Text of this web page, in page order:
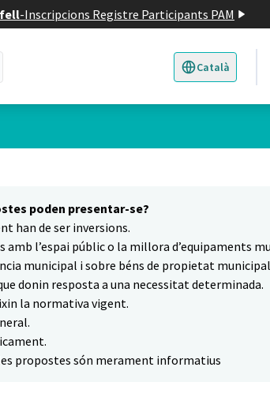
-Inscripcions Registre Participants PAM
Català
Triar la llengua
poden presentar-se?
han de ser inversions.
amb l’espai públic o la millora d’equipaments
municipal i sobre béns de propietat
donin resposta a una necessitat determinada.
la normativa vigent.
propostes són merament informatius